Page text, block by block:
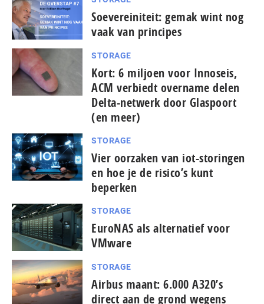
Soevereiniteit: gemak wint nog
vaak van principes
STORAGE
Kort: 6 miljoen voor Innoseis,
ACM verbiedt overname delen
Delta-netwerk door Glaspoort
(en meer)
STORAGE
Vier oorzaken van iot-storingen
en hoe je de risico’s kunt
beperken
STORAGE
EuroNAS als alternatief voor
VMware
STORAGE
Airbus maant: 6.000 A320’s
direct aan de grond wegens